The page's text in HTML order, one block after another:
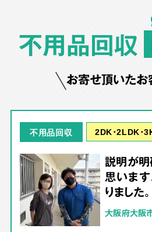
不用品回収
お寄せ頂いた
不用品回収 2DK･2LDK･
説明が
思いま
りました。
大阪府大阪